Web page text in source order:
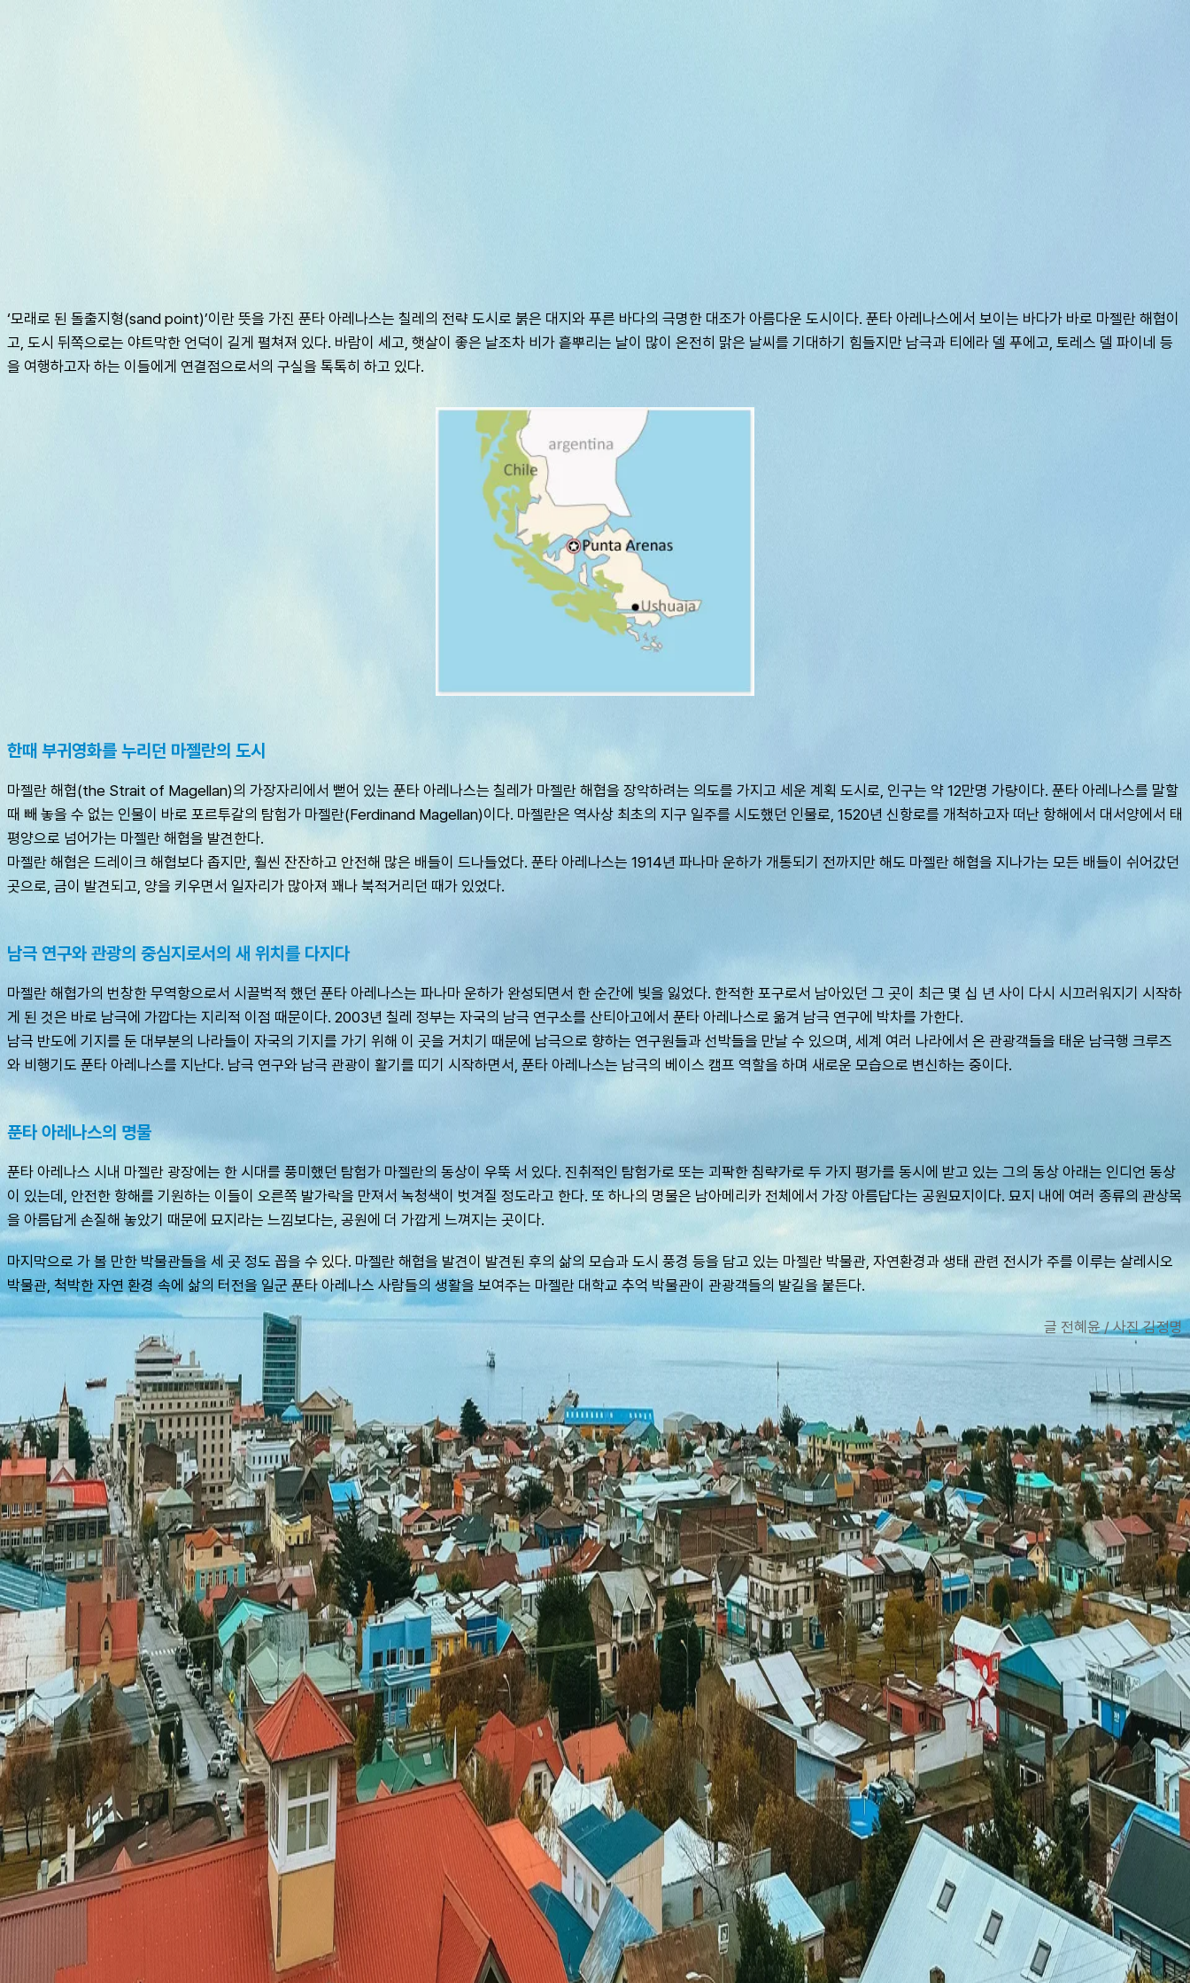
‘모래로 된 돌출지형(sand point)’이란 뜻을 가진 푼타 아레나스는 칠레의 전략 도시로 붉은 대지와 푸른 바다의 극명한 대조가 아름다운 도시이다. 푼타 아레나스에서 보이는 바다가 바로 마젤란 해협이
고, 도시 뒤쪽으로는 야트막한 언덕이 길게 펼쳐져 있다. 바람이 세고, 햇살이 좋은 날조차 비가 흩뿌리는 날이 많이 온전히 맑은 날씨를 기대하기 힘들지만 남극과 티에라 델 푸에고, 토레스 델 파이네 등
을 여행하고자 하는 이들에게 연결점으로서의 구실을 톡톡히 하고 있다.
한때 부귀영화를 누리던 마젤란의 도시
마젤란 해협(the Strait of Magellan)의 가장자리에서 뻗어 있는 푼타 아레나스는 칠레가 마젤란 해협을 장악하려는 의도를 가지고 세운 계획 도시로, 인구는 약 12만명 가량이다. 푼타 아레나스를 말할
때 빼 놓을 수 없는 인물이 바로 포르투갈의 탐험가 마젤란(Ferdinand Magellan)이다. 마젤란은 역사상 최초의 지구 일주를 시도했던 인물로, 1520년 신항로를 개척하고자 떠난 항해에서 대서양에서 태
평양으로 넘어가는 마젤란 해협을 발견한다.
마젤란 해협은 드레이크 해협보다 좁지만, 훨씬 잔잔하고 안전해 많은 배들이 드나들었다. 푼타 아레나스는 1914년 파나마 운하가 개통되기 전까지만 해도 마젤란 해협을 지나가는 모든 배들이 쉬어갔던
곳으로, 금이 발견되고, 양을 키우면서 일자리가 많아져 꽤나 북적거리던 때가 있었다.
남극 연구와 관광의 중심지로서의 새 위치를 다지다
마젤란 해협가의 번창한 무역항으로서 시끌벅적 했던 푼타 아레나스는 파나마 운하가 완성되면서 한 순간에 빛을 잃었다. 한적한 포구로서 남아있던 그 곳이 최근 몇 십 년 사이 다시 시끄러워지기 시작하
게 된 것은 바로 남극에 가깝다는 지리적 이점 때문이다. 2003년 칠레 정부는 자국의 남극 연구소를 산티아고에서 푼타 아레나스로 옮겨 남극 연구에 박차를 가한다.
남극 반도에 기지를 둔 대부분의 나라들이 자국의 기지를 가기 위해 이 곳을 거치기 때문에 남극으로 향하는 연구원들과 선박들을 만날 수 있으며, 세계 여러 나라에서 온 관광객들을 태운 남극행 크루즈
와 비행기도 푼타 아레나스를 지난다. 남극 연구와 남극 관광이 활기를 띠기 시작하면서, 푼타 아레나스는 남극의 베이스 캠프 역할을 하며 새로운 모습으로 변신하는 중이다.
푼타 아레나스의 명물
푼타 아레나스 시내 마젤란 광장에는 한 시대를 풍미했던 탐험가 마젤란의 동상이 우뚝 서 있다. 진취적인 탐험가로 또는 괴팍한 침략가로 두 가지 평가를 동시에 받고 있는 그의 동상 아래는 인디언 동상
이 있는데, 안전한 항해를 기원하는 이들이 오른쪽 발가락을 만져서 녹청색이 벗겨질 정도라고 한다. 또 하나의 명물은 남아메리카 전체에서 가장 아름답다는 공원묘지이다. 묘지 내에 여러 종류의 관상목
을 아름답게 손질해 놓았기 때문에 묘지라는 느낌보다는, 공원에 더 가깝게 느껴지는 곳이다.
마지막으로 가 볼 만한 박물관들을 세 곳 정도 꼽을 수 있다. 마젤란 해협을 발견이 발견된 후의 삶의 모습과 도시 풍경 등을 담고 있는 마젤란 박물관, 자연환경과 생태 관련 전시가 주를 이루는 살레시오
박물관, 척박한 자연 환경 속에 삶의 터전을 일군 푼타 아레나스 사람들의 생활을 보여주는 마젤란 대학교 추억 박물관이 관광객들의 발길을 붙든다.
글 전혜윤 / 사진 김정명
맨 위로
유럽
아시아
아프리카
중남미
북미
오세아니아
극지
99 different holidays
스타일
하이킹 & 트레킹
레일
애니멀
클래식
익스페디션
신발끈 정보
신발끈스토리
99 different holidays
슈캐스트
세계여행정보
여행공식
체력지수와 서비스레벨
가이드 운영 안내
여행지
스타일